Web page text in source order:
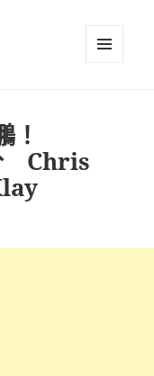
！
Chris